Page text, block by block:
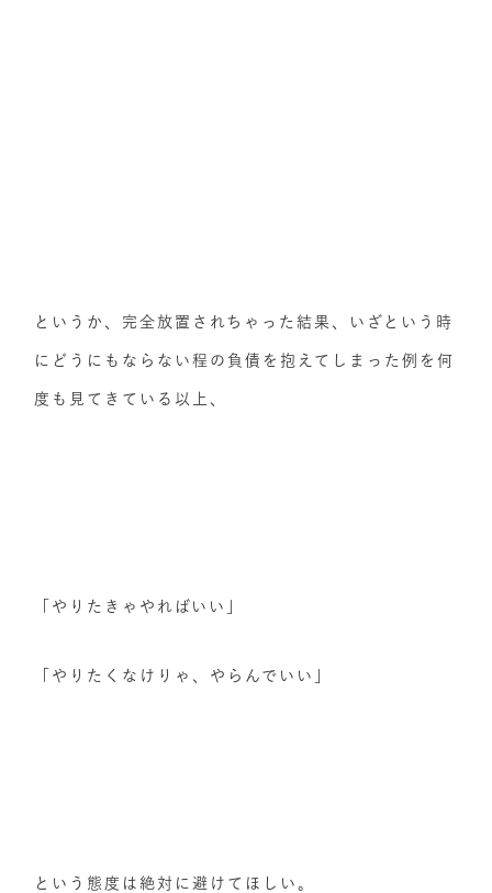
というか、完全放置されちゃった結果、いざという時
にどうにもならない程の負債を抱えてしまった例を何
度も見てきている以上、
「やりたきゃやればいい」
「やりたくなけりゃ、やらんでいい」
という態度は絶対に避けてほしい。